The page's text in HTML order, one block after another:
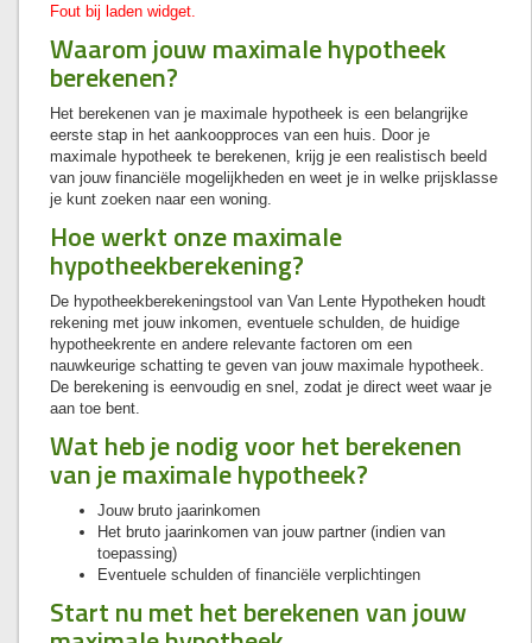
Fout bij laden widget.
Waarom jouw maximale hypotheek
berekenen?
Het berekenen van je maximale hypotheek is een belangrijke
eerste stap in het aankoopproces van een huis. Door je
maximale hypotheek te berekenen, krijg je een realistisch beeld
van jouw financiële mogelijkheden en weet je in welke prijsklasse
je kunt zoeken naar een woning.
Hoe werkt onze maximale
hypotheekberekening?
De hypotheekberekeningstool van Van Lente Hypotheken houdt
rekening met jouw inkomen, eventuele schulden, de huidige
hypotheekrente en andere relevante factoren om een
nauwkeurige schatting te geven van jouw maximale hypotheek.
De berekening is eenvoudig en snel, zodat je direct weet waar je
aan toe bent.
Wat heb je nodig voor het berekenen
van je maximale hypotheek?
Jouw bruto jaarinkomen
Het bruto jaarinkomen van jouw partner (indien van
toepassing)
Eventuele schulden of financiële verplichtingen
Start nu met het berekenen van jouw